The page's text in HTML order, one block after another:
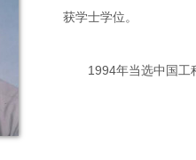
获学士学位。
1994年当选中国工